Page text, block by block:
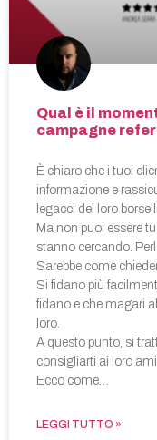
Qual è il
campagne
È chiaro che i tuoi
informazione e
legacci del loro
Ma non puoi essere
stanno cercando.
Sarebbe come
Si fidano più
fidano e che magari
loro.
A questo punto, si
consigliarti ai loro
Ecco come…
LEGGI TUTTO »